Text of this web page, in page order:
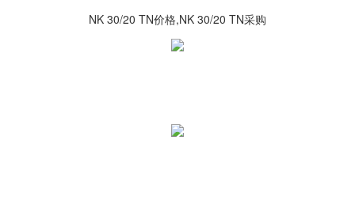
NK 30/20 TN价格,NK 30/20 TN采购